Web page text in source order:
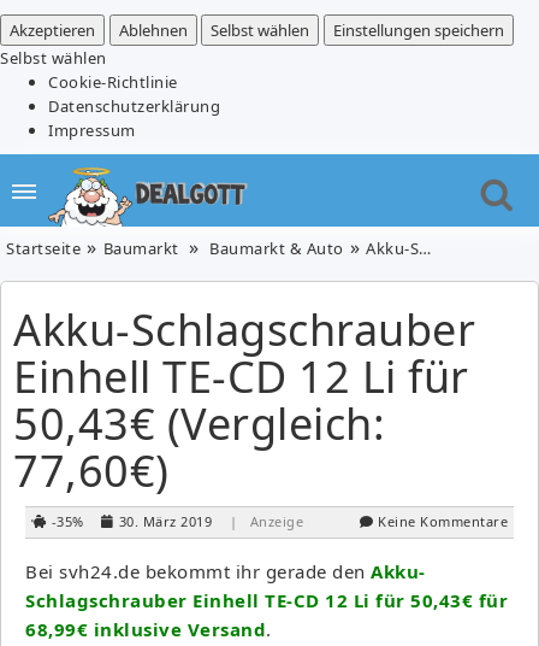
Akzeptieren
Ablehnen Selbst wählen
Einstellungen speichern
Selbst wählen
Cookie-Richtlinie
Datenschutzerklärung
Impressum
Startseite Baumarkt Baumarkt & Auto Akku-Schlagschrauber Einhell TE-CD 12 Li für 50,43€ (Vergleich: 77,60€)
Akku-Schlagschrauber
Einhell TE-CD 12 Li für
50,43€ (Vergleich:
77,60€)
-35% 30. März 2019 | Anzeige Keine Kommentare
Bei svh24.de bekommt ihr gerade den Akku-
Schlagschrauber Einhell TE-CD 12 Li für 50,43€ für
68,99€ inklusive Versand.